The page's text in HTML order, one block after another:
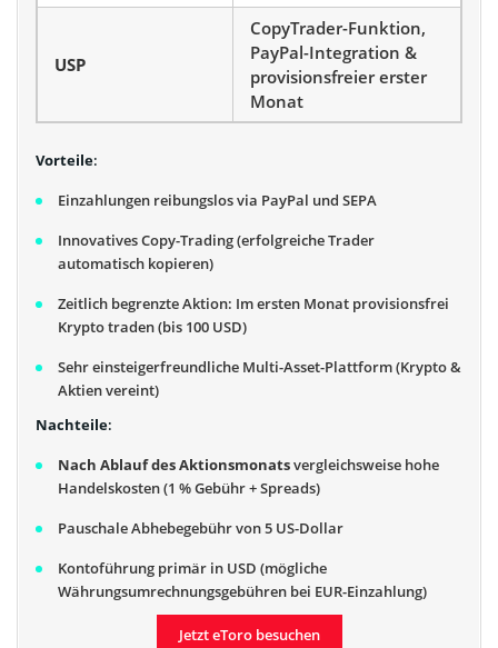
USP
CopyTrader-Funktion,
PayPal-Integration &
provisionsfreier erster
Monat
Vorteile:
Einzahlungen reibungslos via PayPal und SEPA
Innovatives Copy-Trading (erfolgreiche Trader
automatisch kopieren)
Zeitlich begrenzte Aktion: Im ersten Monat provisionsfrei
Krypto traden (bis 100 USD)
Sehr einsteigerfreundliche Multi-Asset-Plattform (Krypto &
Aktien vereint)
Nachteile:
Nach Ablauf des Aktionsmonatsvergleichsweise hohe
Handelskosten (1 % Gebühr + Spreads)
Pauschale Abhebegebühr von 5 US-Dollar
Kontoführung primär in USD (mögliche
Währungsumrechnungsgebühren bei EUR-Einzahlung)
Jetzt eToro besuchen